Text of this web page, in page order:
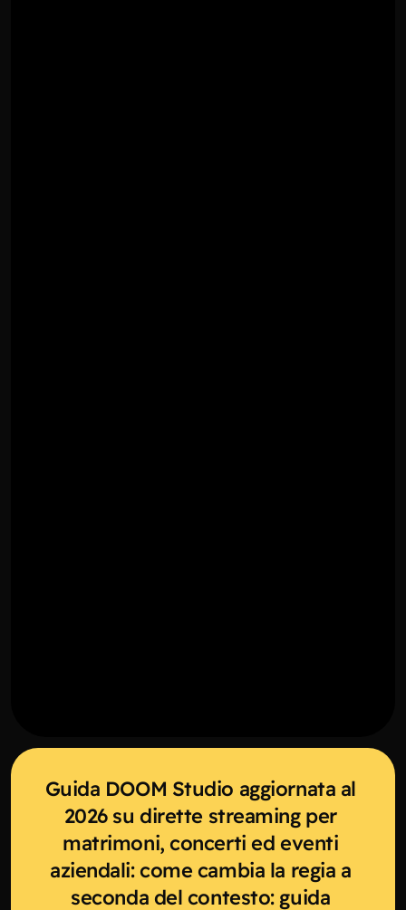
Guida DOOM Studio aggiornata al
2026 su dirette streaming per
matrimoni, concerti ed eventi
aziendali: come cambia la regia a
seconda del contesto: guida